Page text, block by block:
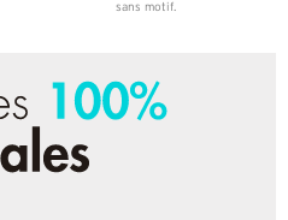
sans motif.